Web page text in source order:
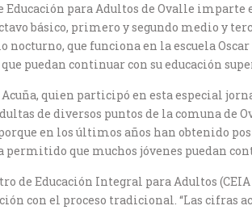
Educación para Adultos de Ovalle
básico, primero y segundo medio y
nocturno, que funciona en la escuela
puedan continuar con su educación
quien participó en esta especial
de diversos puntos de la comuna
en los últimos años han obtenido
permitido que muchos jóvenes puedan
de Educación Integral para Adultos
con el proceso tradicional. “Las cifras